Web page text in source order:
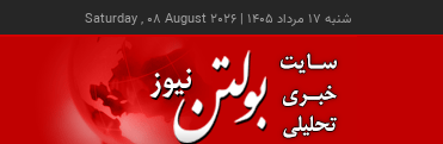
شنبه ۱۷ مرداد ۱۴۰۵ |
Saturday , 08 August 2026